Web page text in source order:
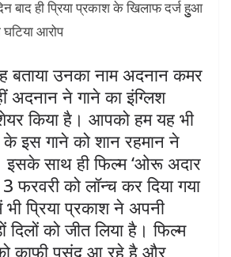
उनका नाम अदनान कमर
अदनान ने गाने का इंग्लिश
किया है। आपको हम यह भी
के इस गाने को शान रहमान ने
इसके साथ ही फिल्म ‘ओरू अदार
फरवरी को लॉन्च कर दिया गया
प्रिया प्रकाश ने अपनी
को जीत लिया है। फिल्म
काफी पसंद आ रहे है और